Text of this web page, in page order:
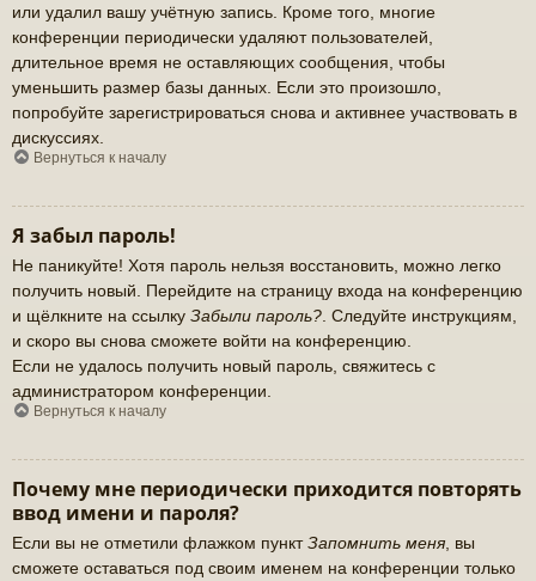
или удалил вашу учётную запись. Кроме того, многие
конференции периодически удаляют пользователей,
длительное время не оставляющих сообщения, чтобы
уменьшить размер базы данных. Если это произошло,
попробуйте зарегистрироваться снова и активнее участвовать в
дискуссиях.
Вернуться к началу
Я забыл пароль!
Не паникуйте! Хотя пароль нельзя восстановить, можно легко
получить новый. Перейдите на страницу входа на конференцию
и щёлкните на ссылку Забыли пароль? . Следуйте инструкциям,
и скоро вы снова сможете войти на конференцию.
Если не удалось получить новый пароль, свяжитесь с
администратором конференции.
Вернуться к началу
Почему мне периодически приходится повторять
ввод имени и пароля?
Если вы не отметили флажком пунктЗапомнить меня , вы
сможете оставаться под своим именем на конференции только